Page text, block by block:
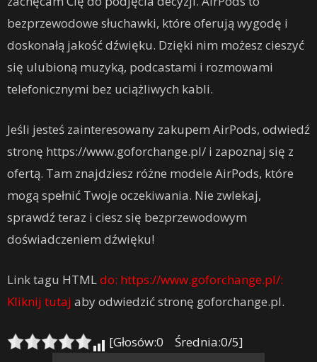
bezprzewodowe słuchawki, które oferują wygodę i
doskonałą jakość dźwięku. Dzięki nim możesz cieszyć
się ulubioną muzyką, podcastami i rozmowami
telefonicznymi bez uciążliwych kabli.
Jeśli jesteś zainteresowany zakupem AirPods, odwiedź
stronę https://www.goforchange.pl/ i zapoznaj się z
ofertą. Tam znajdziesz różne modele AirPods, które
mogą spełnić Twoje oczekiwania. Nie zwlekaj,
sprawdź teraz i ciesz się bezprzewodowym
doświadczeniem dźwięku!
Link tagu HTMLdo: https://www.goforchange.pl/:
Kliknij tutaj aby odwiedzić stronę goforchange.pl.
[Głosów:0 Średnia:0/5]